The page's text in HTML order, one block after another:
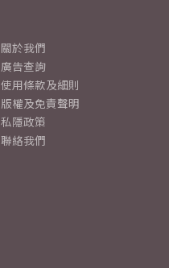
關於我們
廣告查詢
使用條款及細則
版權及免責聲明
私隱政策
聯絡我們